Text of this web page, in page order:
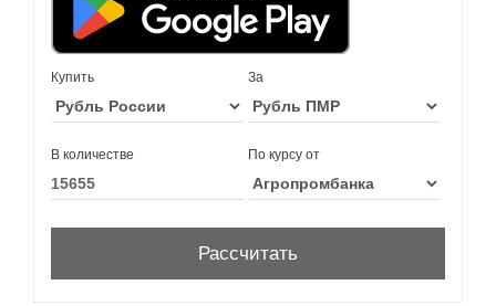
Купить За
В количестве По курсу от